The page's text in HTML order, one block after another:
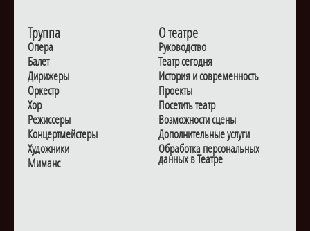
Труппа
Опера
Балет
Дирижеры
Оркестр
Хор
Режиссеры
Концертмейстеры
Художники
Миманс
О театре
Руководство
Театр сегодня
История и современность
Проекты
Посетить театр
Возможности сцены
Дополнительные услуги
Обработка персональных
данных в Театре